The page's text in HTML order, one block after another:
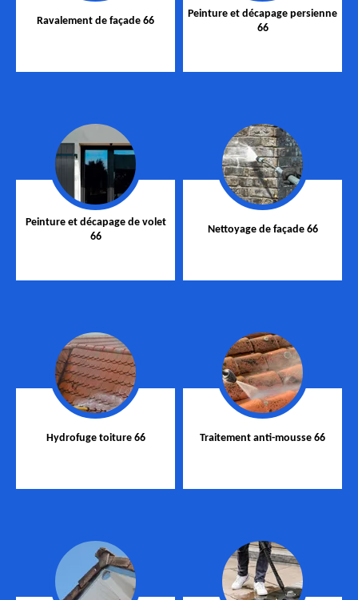
Ravalement de façade 66
Peinture et décapage persienne
66
Peinture et décapage de volet
66
Nettoyage de façade 66
Hydrofuge toiture 66 Traitement anti-mousse 66